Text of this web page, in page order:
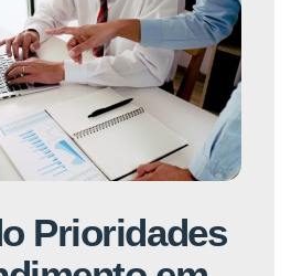
Prioridades